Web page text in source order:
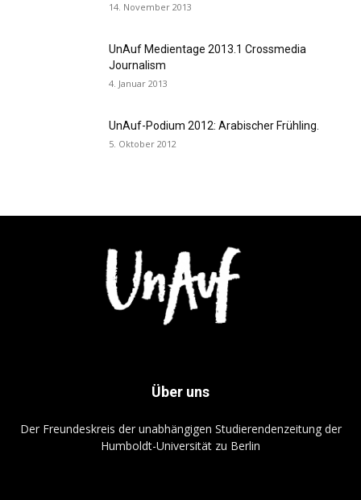
14. November 2013
UnAuf Medientage 2013.1 Crossmedia
Journalism
4. Januar 2013
UnAuf-Podium 2012: Arabischer Frühling.
5. Oktober 2012
Über uns
Der Freundeskreis der unabhängigen Studierendenzeitung der
Humboldt-Universität zu Berlin